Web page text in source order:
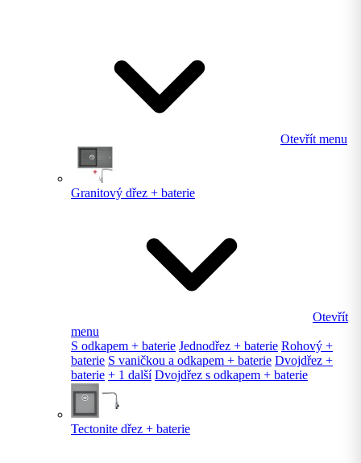
Otevřít menu
Granitový dřez + baterie
Otevřít
menu
S odkapem + baterie Jednodřez + baterie Rohový +
baterie S vaničkou a odkapem + baterie Dvojdřez +
baterie + 1 další Dvojdřez s odkapem + baterie
Tectonite dřez + baterie